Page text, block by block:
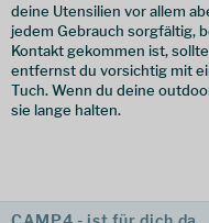
deine Utensilien vor allem
jedem Gebrauch sorgfältig,
Kontakt gekommen ist,
entfernst du vorsichtig mit
Tuch. Wenn du deine
sie lange halten.